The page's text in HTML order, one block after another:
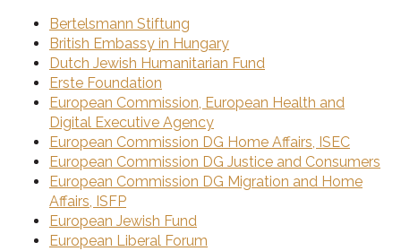
Bertelsmann Stiftung
British Embassy in Hungary
Dutch Jewish Humanitarian Fund
Erste Foundation
European Commission, European Health and
Digital Executive Agency
European Commission DG Home Affairs, ISEC
European Commission DG Justice and Consumers
European Commission DG Migration and Home
Affairs, ISFP
European Jewish Fund
European Liberal Forum